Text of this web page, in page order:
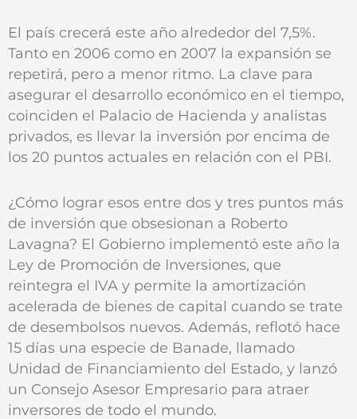
El país crecerá este año alrededor del 7,5%.
Tanto en 2006 como en 2007 la expansión se
repetirá, pero a menor ritmo. La clave para
asegurar el desarrollo económico en el tiempo,
coinciden el Palacio de Hacienda y analistas
privados, es llevar la inversión por encima de
los 20 puntos actuales en relación con el PBI.
¿Cómo lograr esos entre dos y tres puntos más
de inversión que obsesionan a Roberto
Lavagna? El Gobierno implementó este año la
Ley de Promoción de Inversiones, que
reintegra el IVA y permite la amortización
acelerada de bienes de capital cuando se trate
de desembolsos nuevos. Además, reflotó hace
15 días una especie de Banade, llamado
Unidad de Financiamiento del Estado, y lanzó
un Consejo Asesor Empresario para atraer
inversores de todo el mundo.